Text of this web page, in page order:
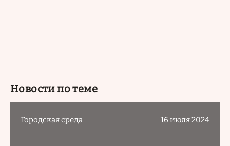
Новости по теме
Городская среда 16 июля 2024